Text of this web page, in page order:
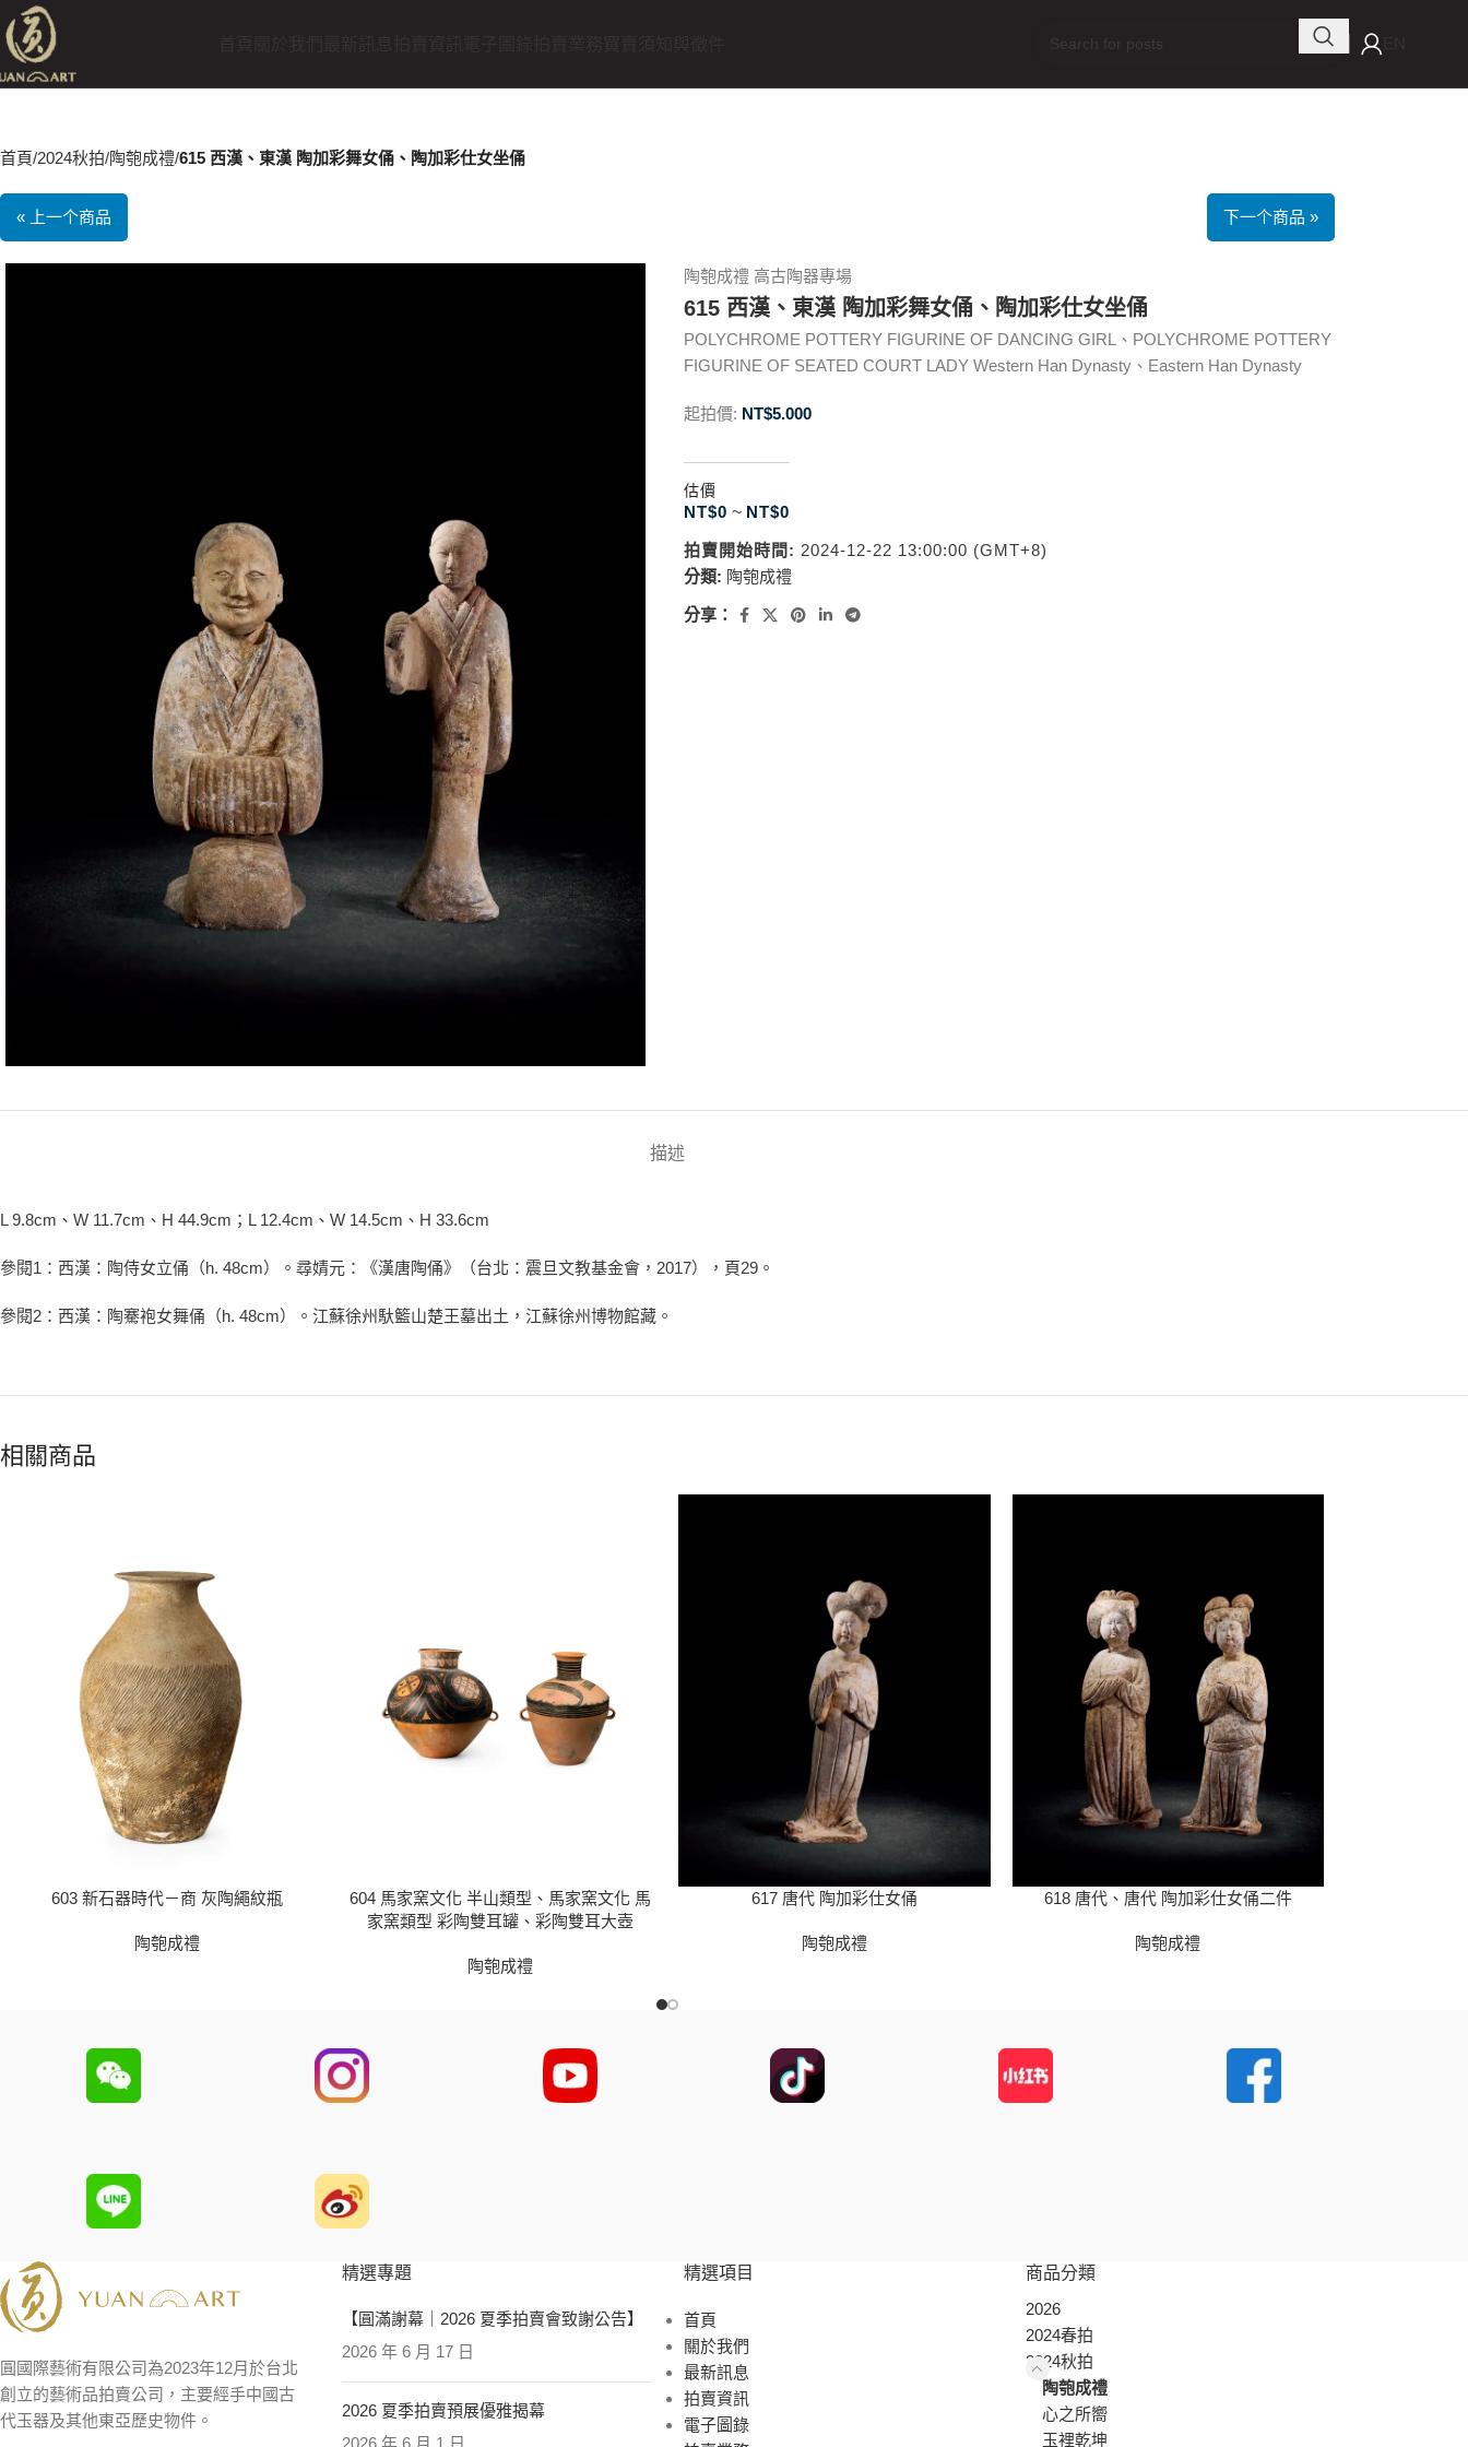
首頁 2024秋拍 陶匏成禮 615 西漢、東漢 陶加彩舞女俑、陶加彩仕女坐俑
« 上一个商品 下一个商品 »
陶匏成禮 高古陶器專場
615 西漢、東漢 陶加彩舞女俑、陶加彩仕女坐俑
POLYCHROME POTTERY FIGURINE OF DANCING GIRL、POLYCHROME POTTERY
FIGURINE OF SEATED COURT LADY Western Han Dynasty、Eastern Han Dynasty
起拍價: NT$5.000
估價
NT$0 ~ NT$0
拍賣開始時間: 2024-12-22 13:00:00 (GMT+8)
分類: 陶匏成禮
分享：
描述
L 9.8cm、W 11.7cm、H 44.9cm；L 12.4cm、W 14.5cm、H 33.6cm
參閱1：西漢：陶侍女立俑（h. 48cm）。尋婧元：《漢唐陶俑》（台北：震旦文教基金會，2017），頁29。
參閱2：西漢：陶騫袍女舞俑（h. 48cm）。江蘇徐州馱籃山楚王墓出土，江蘇徐州博物館藏。
相關商品
603 新石器時代－商 灰陶繩紋瓶
陶匏成禮
604 馬家窯文化 半山類型、馬家窯文化 馬
家窯類型 彩陶雙耳罐、彩陶雙耳大壺
陶匏成禮
617 唐代 陶加彩仕女俑
陶匏成禮
618 唐代、唐代 陶加彩仕女俑二件
陶匏成禮
圓國際藝術有限公司為2023年12月於台北
創立的藝術品拍賣公司，主要經手中國古
代玉器及其他東亞歷史物件。
精選專題
【圓滿謝幕｜2026 夏季拍賣會致謝公告】
2026 年 6 月 17 日
2026 夏季拍賣預展優雅揭幕
2026 年 6 月 1 日
精選項目
首頁
關於我們
最新訊息
拍賣資訊
電子圖錄
商品分類
2026
2024春拍
2024秋拍
陶匏成禮
心之所嚮
玉裡乾坤